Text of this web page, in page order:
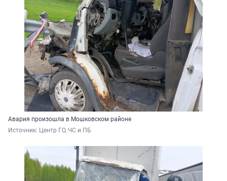
Авария произошла в Мошковском районе
Источник: Центр ГО, ЧС и ПБ